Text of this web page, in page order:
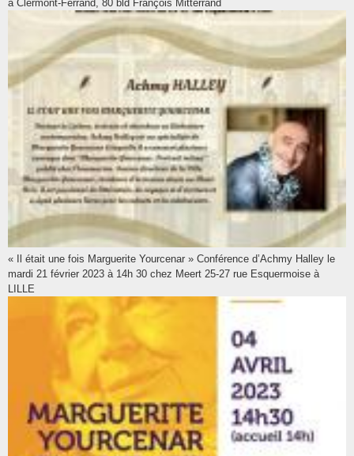
à Clermont-Ferrand, 80 bld François Mitterrand
« Il était une fois Marguerite Yourcenar » Conférence d’Achmy Halley le
mardi 21 février 2023 à 14h 30 chez Meert 25-27 rue Esquermoise à
LILLE